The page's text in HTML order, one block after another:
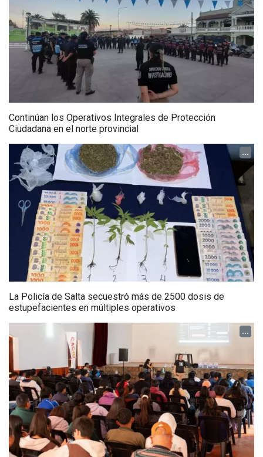
Continúan los Operativos Integrales de Protección
Ciudadana en el norte provincial
...
La Policía de Salta secuestró más de 2500 dosis de
estupefacientes en múltiples operativos
...